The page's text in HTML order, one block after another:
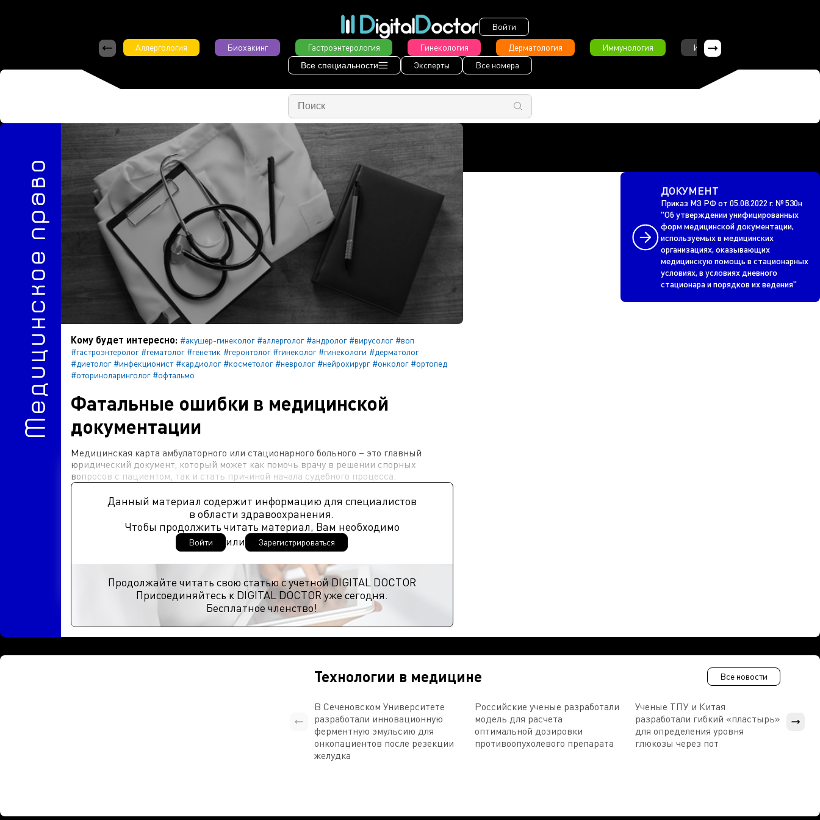
Войти
Аллергология
Биохакинг Гастроэнтерология Гинекология Дерматология Иммунология Интервью
Все специальности Эксперты Все номера
Медицинское право
5/2024
Кому будет интересно: #акушер-гинеколог #аллерголог #андролог #вирусолог #воп
#гастроэнтеролог #гематолог #генетик #геронтолог #гинеколог #гинекологи #дерматолог
#диетолог #инфекционист #кардиолог #косметолог #невролог #нейрохирург #онколог #ортопед
#оториноларинголог #офтальмо
Фатальные ошибки в медицинской
документации
Медицинская карта амбулаторного или стационарного больного – это главный
юридический документ, который может как помочь врачу в решении спорных
вопросов с пациентом, так и стать причиной начала судебного процесса.
Данный материал содержит информацию для специалистов
в области здравоохранения.
Чтобы продолжить читать материал, Вам необходимо
Войти или Зарегистрироваться
Продолжайте читать свою статью с учетной DIGITAL DOCTOR
Присоединяйтесь к DIGITAL DOCTOR уже сегодня.
Бесплатное членство!
ДОКУМЕНТ
Приказ МЗ РФ от 05.08.2022 г. № 530н
"Об утверждении унифицированных
форм медицинской документации,
используемых в медицинских
организациях, оказывающих
медицинскую помощь в стационарных
условиях, в условиях дневного
стационара и порядков их ведения"
Технологии в медицине Все новости
В Сеченовском Университете
разработали инновационную
ферментную эмульсию для
онкопациентов после резекции
желудка
Российские ученые разработали
модель для расчета
оптимальной дозировки
противоопухолевого препарата
Ученые ТПУ и Китая
разработали гибкий «пластырь»
для определения уровня
глюкозы через пот